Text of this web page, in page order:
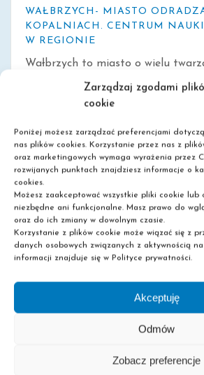
Zarządzaj zgodami
cookie
Poniżej możesz zarządzać preferencjami
nas plików cookies. Korzystanie przez nas z
oraz marketingowych wymaga wyrażenia przez
rozwijanych punktach znajdziesz informacje o
cookies.
Możesz zaakceptować wszystkie pliki cookie lub
niezbędne ani funkcjonalne. Masz prawo do
oraz do ich zmiany w dowolnym czasie.
Korzystanie z plików cookie może wiązać się z
danych osobowych związanych z aktywnością
informacji znajduje się w Polityce prywatności.
Akceptuję
Odmów
Zobacz preferencje
WAŁBRZYCH- MIASTO
KOPALNIACH. CENTRUM
W REGIONIE
Wałbrzych to miasto o wielu
ośrodek naukowy, przemysłowy i
południowym zachodzie Polski.
SIĘGAJĄCE PIASTÓW